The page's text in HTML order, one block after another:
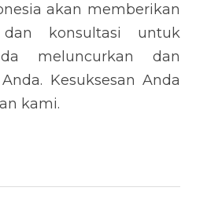
akan memberikan
konsultasi untuk
meluncurkan dan
Kesuksesan Anda
kami.